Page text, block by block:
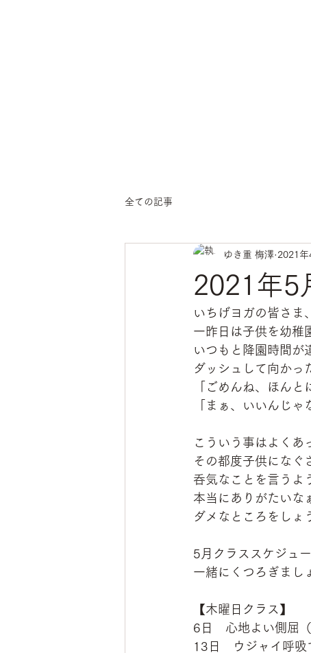
全ての記事
2021年5
ゆき重 梅澤 2021年
いちげヨガの皆さま
一昨日は子供を幼稚
いつもと降園時間が
ダッシュして向かっ
「ごめんね、ほん
「まぁ、いいんじゃ
こういう事はよくあ
その都度子供になぐ
呑気なことを言うよ
本当にありがたいな
ダメなところをしょ
5月クラススケジュ
一緒にくつろぎまし
【木曜日クラス】
6日　心地よい側屈
13日　ウジャイ呼